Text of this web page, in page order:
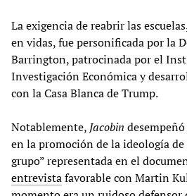
La exigencia de reabrir las
en vidas, fue personificada por la
Barrington, patrocinada por el
Investigación Económica y
con la Casa Blanca de Trump.
Notablemente, Jacobin
en la promoción de la ideología
grupo” representada en el
entrevistafavorable con Martin